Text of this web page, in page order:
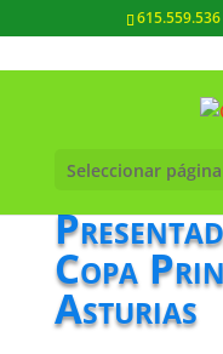
615.559.536
Seleccionar página
Copa
Asturias